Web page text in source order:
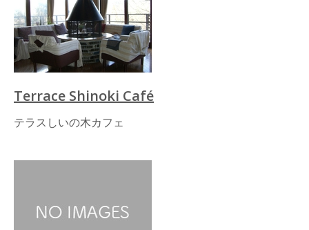
Terrace Shinoki Café
テラスしいの木カフェ